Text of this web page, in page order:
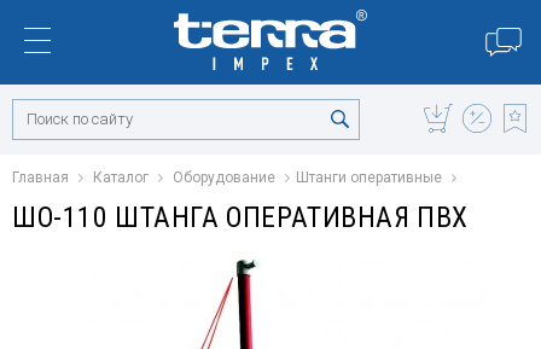
Главная Каталог Оборудование Штанги оперативные
ШО-110 ШТАНГА ОПЕРАТИВНАЯ ПВХ